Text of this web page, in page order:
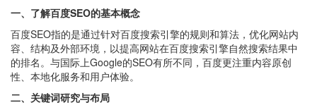
一、了解百度SEO的基本概念
百度SEO指的是通过针对百度搜索引擎的规则和算法，优化网站内
容、结构及外部环境，以提高网站在百度搜索引擎自然搜索结果中
的排名。与国际上Google的SEO有所不同，百度更注重内容原创
性、本地化服务和用户体验。
二、关键词研究与布局